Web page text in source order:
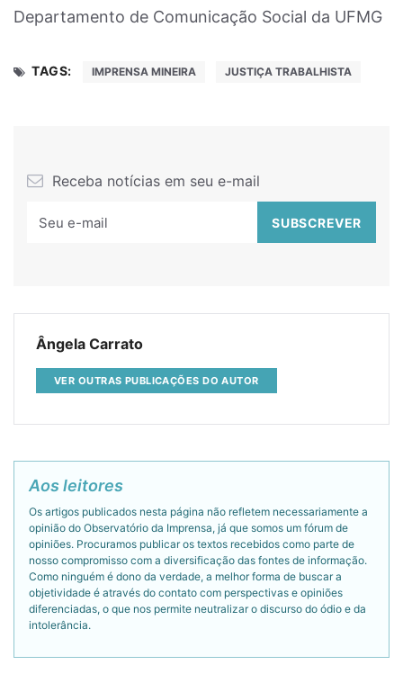
Departamento de Comunicação Social da UFMG
TAGS: IMPRENSA MINEIRA JUSTIÇA TRABALHISTA
Receba notícias em seu e-mail
Ângela Carrato
VER OUTRAS PUBLICAÇÕES DO AUTOR
Aos leitores
Os artigos publicados nesta página não refletem necessariamente a
opinião do Observatório da Imprensa, já que somos um fórum de
opiniões. Procuramos publicar os textos recebidos como parte de
nosso compromisso com a diversificação das fontes de informação.
Como ninguém é dono da verdade, a melhor forma de buscar a
objetividade é através do contato com perspectivas e opiniões
diferenciadas, o que nos permite neutralizar o discurso do ódio e da
intolerância.